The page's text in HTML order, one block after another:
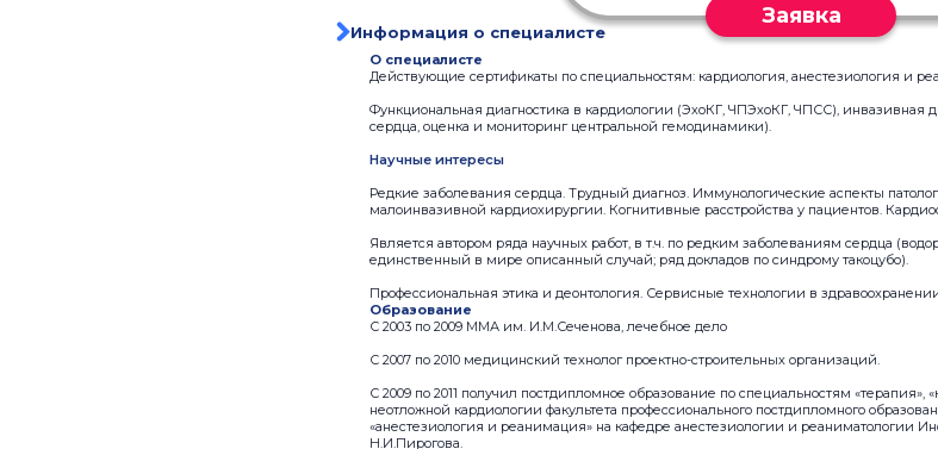
Заявка
Информация о специалисте
О специалисте
Действующие сертификаты по специальностям: кардиология, анестезиология и
Функциональная диагностика в кардиологии (ЭхоКГ, ЧПЭхоКГ, ЧПСС), инвазивная
сердца, оценка и мониторинг центральной гемодинамики).
Научные интересы
Редкие заболевания сердца. Трудный диагноз. Иммунологические аспекты
малоинвазивной кардиохирургии. Когнитивные расстройства у пациентов.
Является автором ряда научных работ, в т.ч. по редким заболеваниям сердца
единственный в мире описанный случай; ряд докладов по синдрому такоцубо).
Профессиональная этика и деонтология. Сервисные технологии в
Образование
С 2003 по 2009 ММА им. И.М.Сеченова, лечебное дело
С 2007 по 2010 медицинский технолог проектно-строительных организаций.
С 2009 по 2011 получил постдипломное образование по специальностям «терапия»,
неотложной кардиологии факультета профессионального постдипломного
«анестезиология и реанимация» на кафедре анестезиологии и реаниматологии
Н.И.Пирогова.